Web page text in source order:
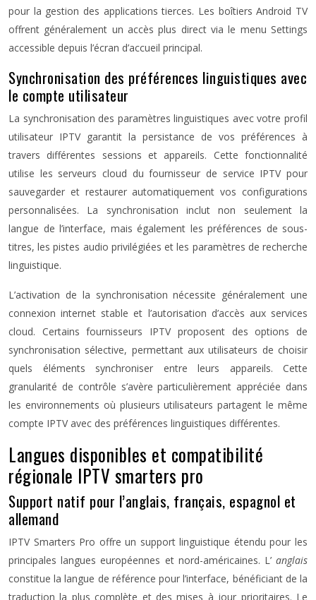
pour la gestion des applications tierces. Les boîtiers Android TV
offrent généralement un accès plus direct via le menu Settings
accessible depuis l’écran d’accueil principal.
Synchronisation des préférences linguistiques avec
le compte utilisateur
La synchronisation des paramètres linguistiques avec votre profil
utilisateur IPTV garantit la persistance de vos préférences à
travers différentes sessions et appareils. Cette fonctionnalité
utilise les serveurs cloud du fournisseur de service IPTV pour
sauvegarder et restaurer automatiquement vos configurations
personnalisées. La synchronisation inclut non seulement la
langue de l’interface, mais également les préférences de sous-
titres, les pistes audio privilégiées et les paramètres de recherche
linguistique.
L’activation de la synchronisation nécessite généralement une
connexion internet stable et l’autorisation d’accès aux services
cloud. Certains fournisseurs IPTV proposent des options de
synchronisation sélective, permettant aux utilisateurs de choisir
quels éléments synchroniser entre leurs appareils. Cette
granularité de contrôle s’avère particulièrement appréciée dans
les environnements où plusieurs utilisateurs partagent le même
compte IPTV avec des préférences linguistiques différentes.
Langues disponibles et compatibilité
régionale IPTV smarters pro
Support natif pour l’anglais, français, espagnol et
allemand
IPTV Smarters Pro offre un support linguistique étendu pour les
principales langues européennes et nord-américaines. L’ anglais
constitue la langue de référence pour l’interface, bénéficiant de la
traduction la plus complète et des mises à jour prioritaires. Le